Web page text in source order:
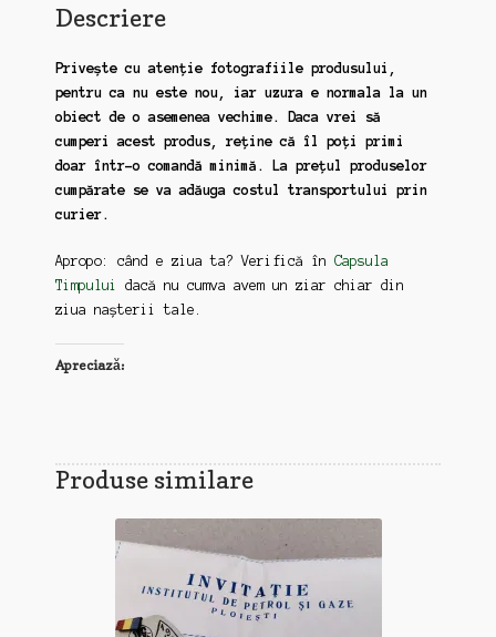
Descriere
Privește cu atenție fotografiile produsului,
pentru ca nu este nou, iar uzura e normala la un
obiect de o asemenea vechime. Daca vrei să
cumperi acest produs, reține că îl poți primi
doar într-o comandă minimă. La prețul produselor
cumpărate se va adăuga costul transportului prin
curier.
Apropo: când e ziua ta? Verifică în Capsula
Timpului
dacă nu cumva avem un ziar chiar din
ziua nașterii tale.
Apreciază:
Produse similare